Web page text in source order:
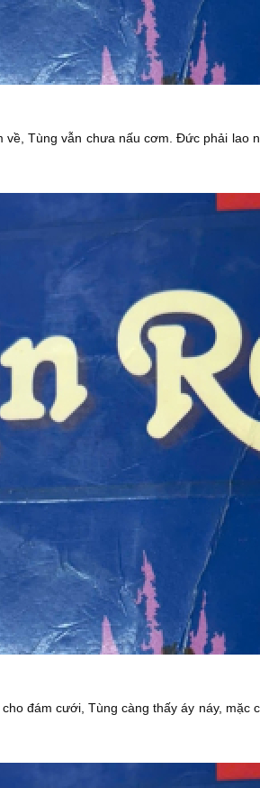
Tùng vẫn chưa nấu cơm. Đức phải lao
đám cưới, Tùng càng thấy áy náy,